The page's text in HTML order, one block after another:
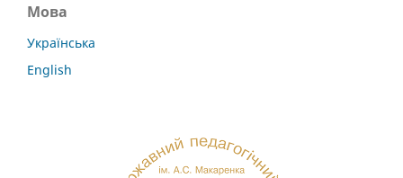
Мова
Українська
English